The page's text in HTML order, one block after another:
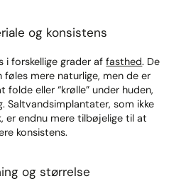
og konsistens
i forskellige grader affasthed. De
mere naturlige, men de er
eller “krølle” under huden,
Saltvandsimplantater, som ikke
er endnu mere tilbøjelige til at
konsistens.
og størrelse